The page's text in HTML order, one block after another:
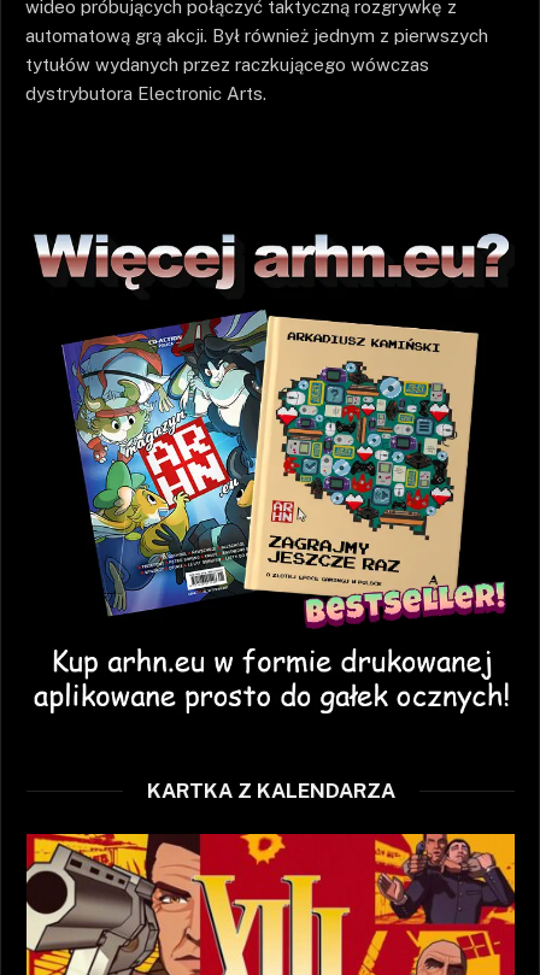
wideo próbujących połączyć taktyczną rozgrywkę z
automatową grą akcji. Był również jednym z pierwszych
tytułów wydanych przez raczkującego wówczas
dystrybutora Electronic Arts.
KARTKA Z KALENDARZA